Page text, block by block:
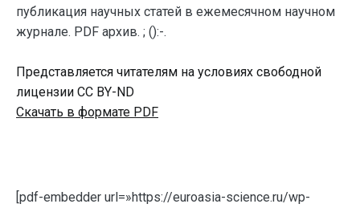
публикация научных статей в ежемесячном научном
журнале. PDF архив. ; ():-.
Представляется читателям на условиях свободной
лицензии CC BY-ND
Скачать в формате PDF
[pdf-embedder url=»https://euroasia-science.ru/wp-